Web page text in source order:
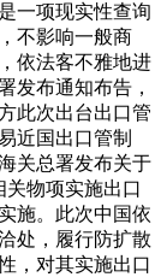
一项现实性查询
不影响一般商
依法客不雅地进
发布通知布告，
此次出台出口管
近国出口管制
关总署发布关于
物项实施出口
施。此次中国依
处，履行防扩散
，对其实施出口